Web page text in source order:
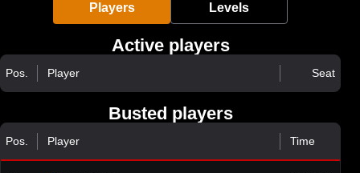
Players Levels
Active players
Pos. Player Seat
Busted players
Pos. Player Time